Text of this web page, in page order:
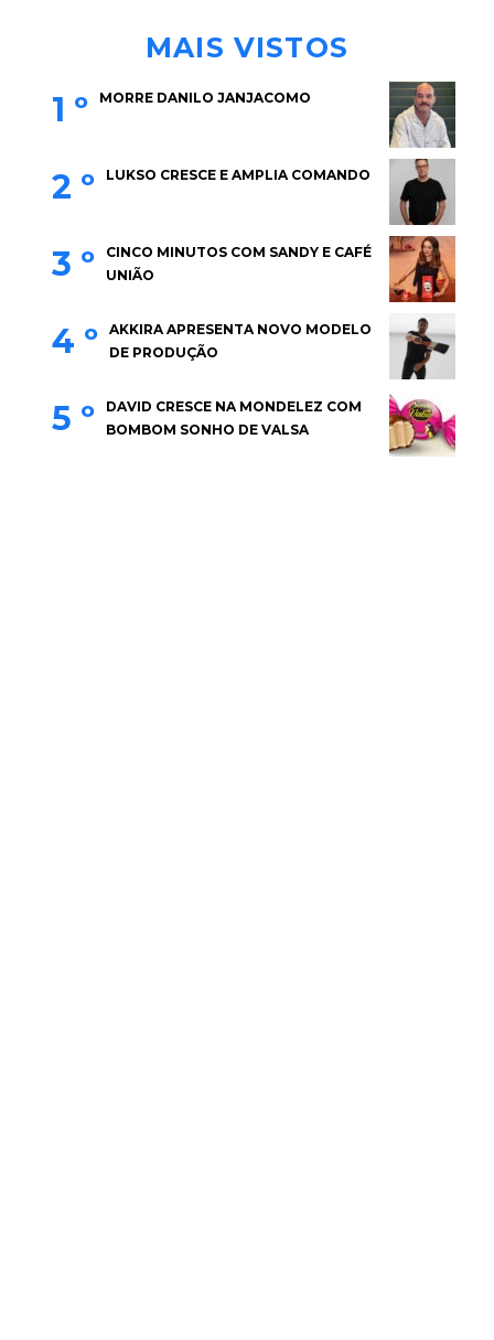
MAIS VISTOS
1 º MORRE DANILO JANJACOMO
2 º LUKSO CRESCE E AMPLIA COMANDO
3 º
CINCO MINUTOS COM SANDY E CAFÉ
UNIÃO
4 º
AKKIRA APRESENTA NOVO MODELO
DE PRODUÇÃO
5 º
DAVID CRESCE NA MONDELEZ COM
BOMBOM SONHO DE VALSA